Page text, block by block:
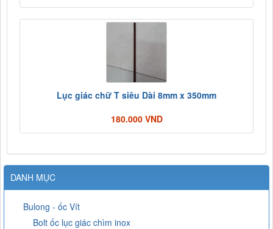
Lục giác chữ T siêu Dài 8mm x 350mm
180.000 VND
DANH MỤC
Bulong - ốc Vít
Bolt ốc lục giác chìm inox